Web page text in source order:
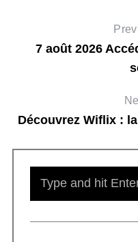
7 août 2026
Découvrez Wiflix :